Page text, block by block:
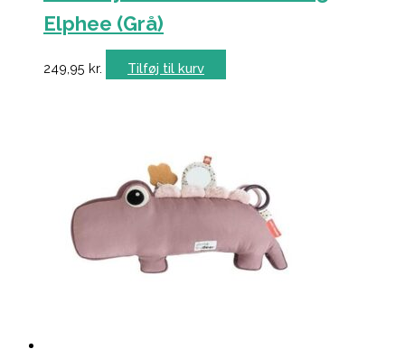
Elphee (Grå)
249,95 kr. Tilføj til kurv